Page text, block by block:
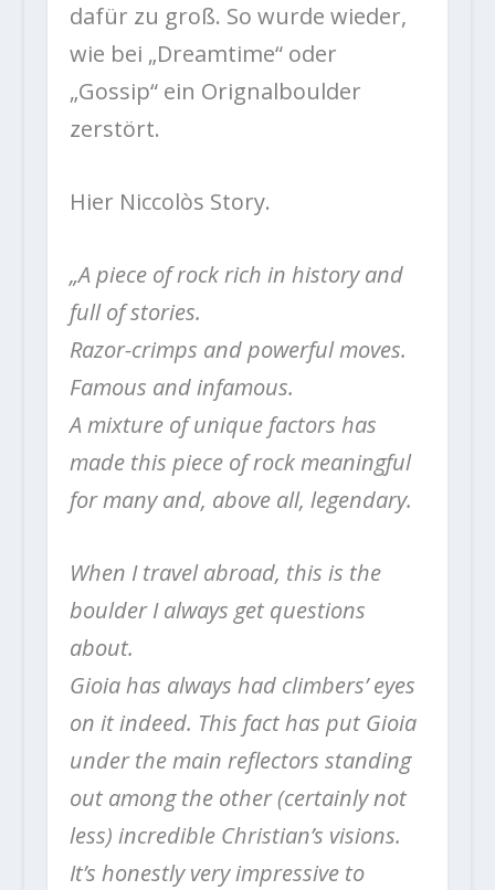
dafür zu groß. So wurde wieder,
wie bei „Dreamtime“ oder
„Gossip“ ein Orignalboulder
zerstört.
Hier Niccolòs Story.
„A piece of rock rich in history and
full of stories.
Razor-crimps and powerful moves.
Famous and infamous.
A mixture of unique factors has
made this piece of rock meaningful
for many and, above all, legendary.
When I travel abroad, this is the
boulder I always get questions
about.
Gioia has always had climbers’ eyes
on it indeed. This fact has put Gioia
under the main reflectors standing
out among the other (certainly not
less) incredible Christian’s visions.
It’s honestly very impressive to